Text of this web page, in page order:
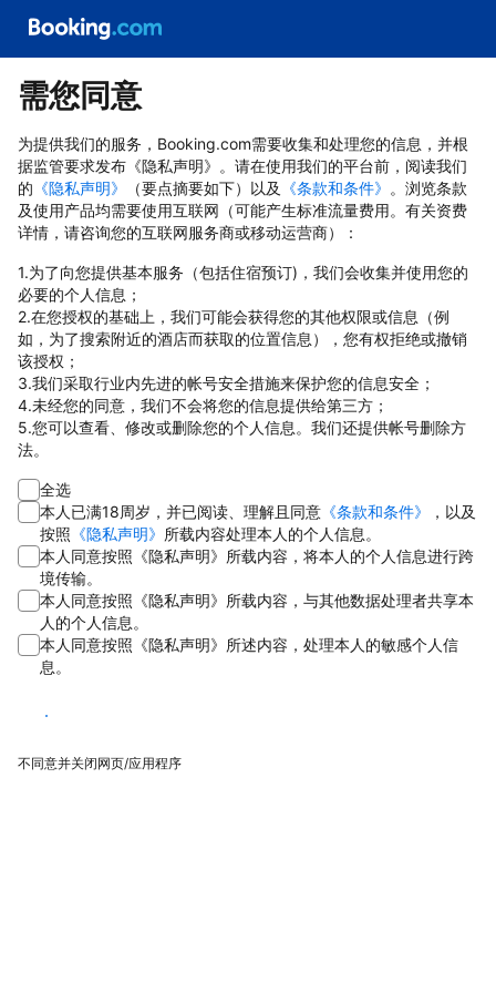
需您同意
为提供我们的服务，Booking.com需要收集和处理您的信息，并根
据监管要求发布《隐私声明》。请在使用我们的平台前，阅读我们
的 《隐私声明》 （要点摘要如下）以及 《条款和条件》 。浏览条款
及使用产品均需要使用互联网（可能产生标准流量费用。有关资费
详情，请咨询您的互联网服务商或移动运营商）：
1.为了向您提供基本服务（包括住宿预订)，我们会收集并使用您的
必要的个人信息；
2.在您授权的基础上，我们可能会获得您的其他权限或信息（例
如，为了搜索附近的酒店而获取的位置信息），您有权拒绝或撤销
该授权；
3.我们采取行业内先进的帐号安全措施来保护您的信息安全；
4.未经您的同意，我们不会将您的信息提供给第三方；
5.您可以查看、修改或删除您的个人信息。我们还提供帐号删除方
法。
全选
本人已满18周岁，并已阅读、理解且同意 《条款和条件》
，以及
按照 《隐私声明》 所载内容处理本人的个人信息。
本人同意按照《隐私声明》所载内容，将本人的个人信息进行跨
境传输。
本人同意按照《隐私声明》所载内容，与其他数据处理者共享本
人的个人信息。
本人同意按照《隐私声明》所述内容，处理本人的敏感个人信
息。
同意
不同意并关闭网页/应用程序